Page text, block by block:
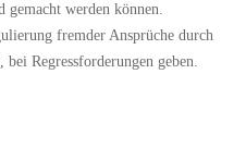
gemacht werden können.
fremder Ansprüche durch
Regressforderungen geben.